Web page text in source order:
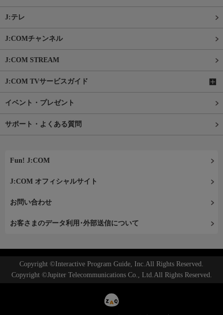
J:テレ
J:COMチャンネル
J:COM STREAM
J:COM TVサービスガイド
イベント・プレゼント
サポート・よくある質問
Fun! J:COM
J:COM オフィシャルサイト
お問い合わせ
お客さまのデータ利用･外部送信について
Copyright ©Interactive Program Guide, Inc.All Rights Reserved.
Copyright ©Jupiter Telecommunications Co., Ltd.All Rights Reserved.